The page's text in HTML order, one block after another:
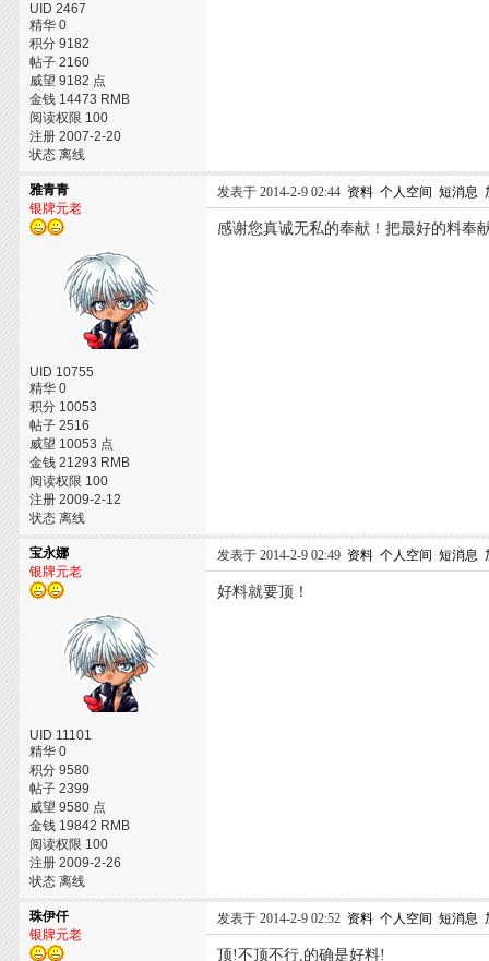
UID 2467
精华 0
积分 9182
帖子 2160
威望 9182 点
金钱 14473 RMB
阅读权限 100
注册 2007-2-20
状态 离线
雅青青
银牌元老
UID 10755
精华 0
积分 10053
帖子 2516
威望 10053 点
金钱 21293 RMB
阅读权限 100
注册 2009-2-12
状态 离线
发表于 2014-2-9 02:44 资料 个人空间 短消息
感谢您真诚无私的奉献！把最好的料奉
宝永娜
银牌元老
UID 11101
精华 0
积分 9580
帖子 2399
威望 9580 点
金钱 19842 RMB
阅读权限 100
注册 2009-2-26
状态 离线
发表于 2014-2-9 02:49 资料 个人空间 短消息
好料就要顶！
珠伊仟
银牌元老
发表于 2014-2-9 02:52 资料 个人空间 短消息
顶!不顶不行,的确是好料!